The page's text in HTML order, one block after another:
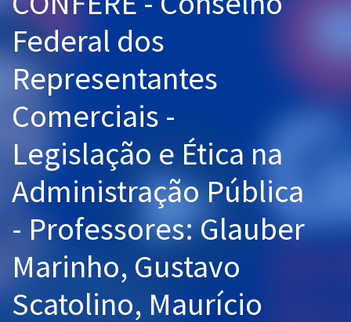
Cursos 20% OFF
Pós
Graduação
OAB
Mentorias
Questões grátis
Conteúdo gratuito
Aprovados
Federal dos
Representantes
Comerciais -
Legislação e Ética na
Administração Pública
- Professores: Glauber
Marinho, Gustavo
Scatolino, Maurício